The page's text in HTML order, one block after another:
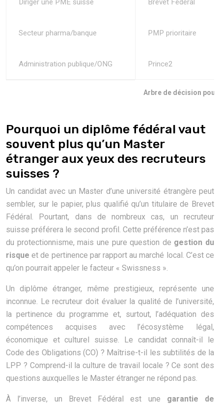
Arbre de décision
Diriger une PME suisse Brevet Fédéral
Secteur pharma/banque PMP prioritaire
Administration publique/ONG Prince2
Pourquoi un diplôme fédéral vaut
souvent plus qu’un Master
étranger aux yeux des recruteurs
suisses ?
Un candidat avec un Master d’une université étrangère peut
sembler, sur le papier, plus qualifié qu’un titulaire de Brevet
Fédéral. Pourtant, dans de nombreux cas, un recruteur
suisse préférera le second profil. Cette préférence n’est pas
du protectionnisme, mais une pure question de gestion du
risque et de pertinence par rapport au marché local. C’est ce
qu’on pourrait appeler le facteur « Swissness ».
Un diplôme étranger, même prestigieux, représente une
inconnue. Le recruteur doit évaluer la qualité de l’université,
la pertinence du programme et, surtout, l’adéquation des
compétences acquises avec l’écosystème légal,
économique et culturel suisse. Le candidat connaît-il le
Code des Obligations (CO) ? Maîtrise-t-il les subtilités de la
LPP ? Comprend-il la culture de travail locale ? Ce sont des
questions auxquelles le Master étranger ne répond pas.
À l’inverse, un Brevet Fédéral est une garantie de